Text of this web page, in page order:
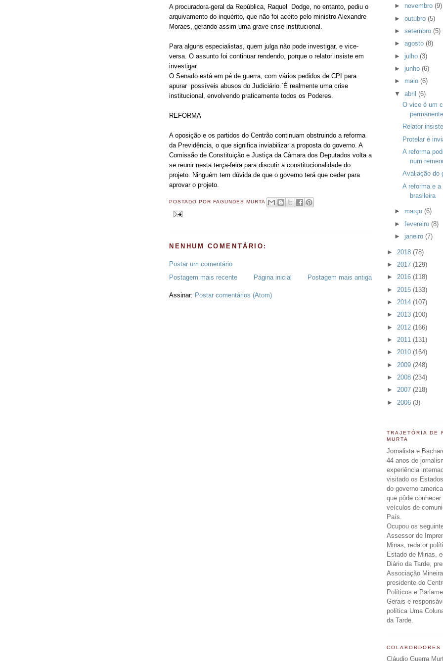
A procuradora-geral da República, Raquel Dodge, no entanto, pediu o
arquivamento do inquérito, que não foi aceito pelo ministro Alexandre
Moraes, gerando assim uma grave crise institucional.
Para alguns especialistas, quem julga não pode investigar, e vice-
versa. O assunto foi continuar rendendo, porque o relator insiste em
investigar.
O Senado está em pé de guerra, com vários pedidos de CPI para
apurar possíveis abusos do Judiciário.´É realmente uma crise
institucional, envolvendo praticamente todos os Poderes.
REFORMA
A oposição e os partidos do Centrão continuam obstruindo a reforma
da Previdência, o que significa inviabilizar a proposta do governo. A
Comissão de Constituição e Justiça da Câmara dos Deputados volta a
se reunir nesta terça-feira para discutir a constitucionalidade do
projeto. Ninguém tem dúvida de que o governo terá que ceder para
aprovar o projeto.
POSTADO POR FAGUNDES MURTA
NENHUM COMENTÁRIO:
Postar um comentário
Postagem mais recente
Postagem mais antiga
Página inicial
Assinar: Postar comentários (Atom)
► novembro(9)
►outubro(5)
►setembro(5)
►agosto(8)
► julho(3)
► junho(6)
► maio(6)
▼abril(6)
O vice é um
permanente
Relator
Protelar é
A reforma
num
Avaliação do
A reforma e
brasileira
► março(6)
►fevereiro(8)
► janeiro(7)
► 2018 (78)
► 2017 (129)
► 2016 (118)
► 2015 (133)
► 2014 (107)
► 2013 (100)
► 2012 (166)
► 2011 (131)
► 2010 (164)
► 2009 (248)
► 2008 (234)
► 2007 (218)
► 2006 (3)
TRAJETÓRIA DE
MURTA
Jornalista e
44 anos de
experiência
visitado os
do governo
que pôde
veículos de
País.
Ocupou os
Assessor de
Minas, redator
Estado de Minas,
Diário da Tarde,
Associação
presidente do
Políticos e
Gerais e
política Uma
da Tarde.
COLABORDORES
Cláudio Guerra